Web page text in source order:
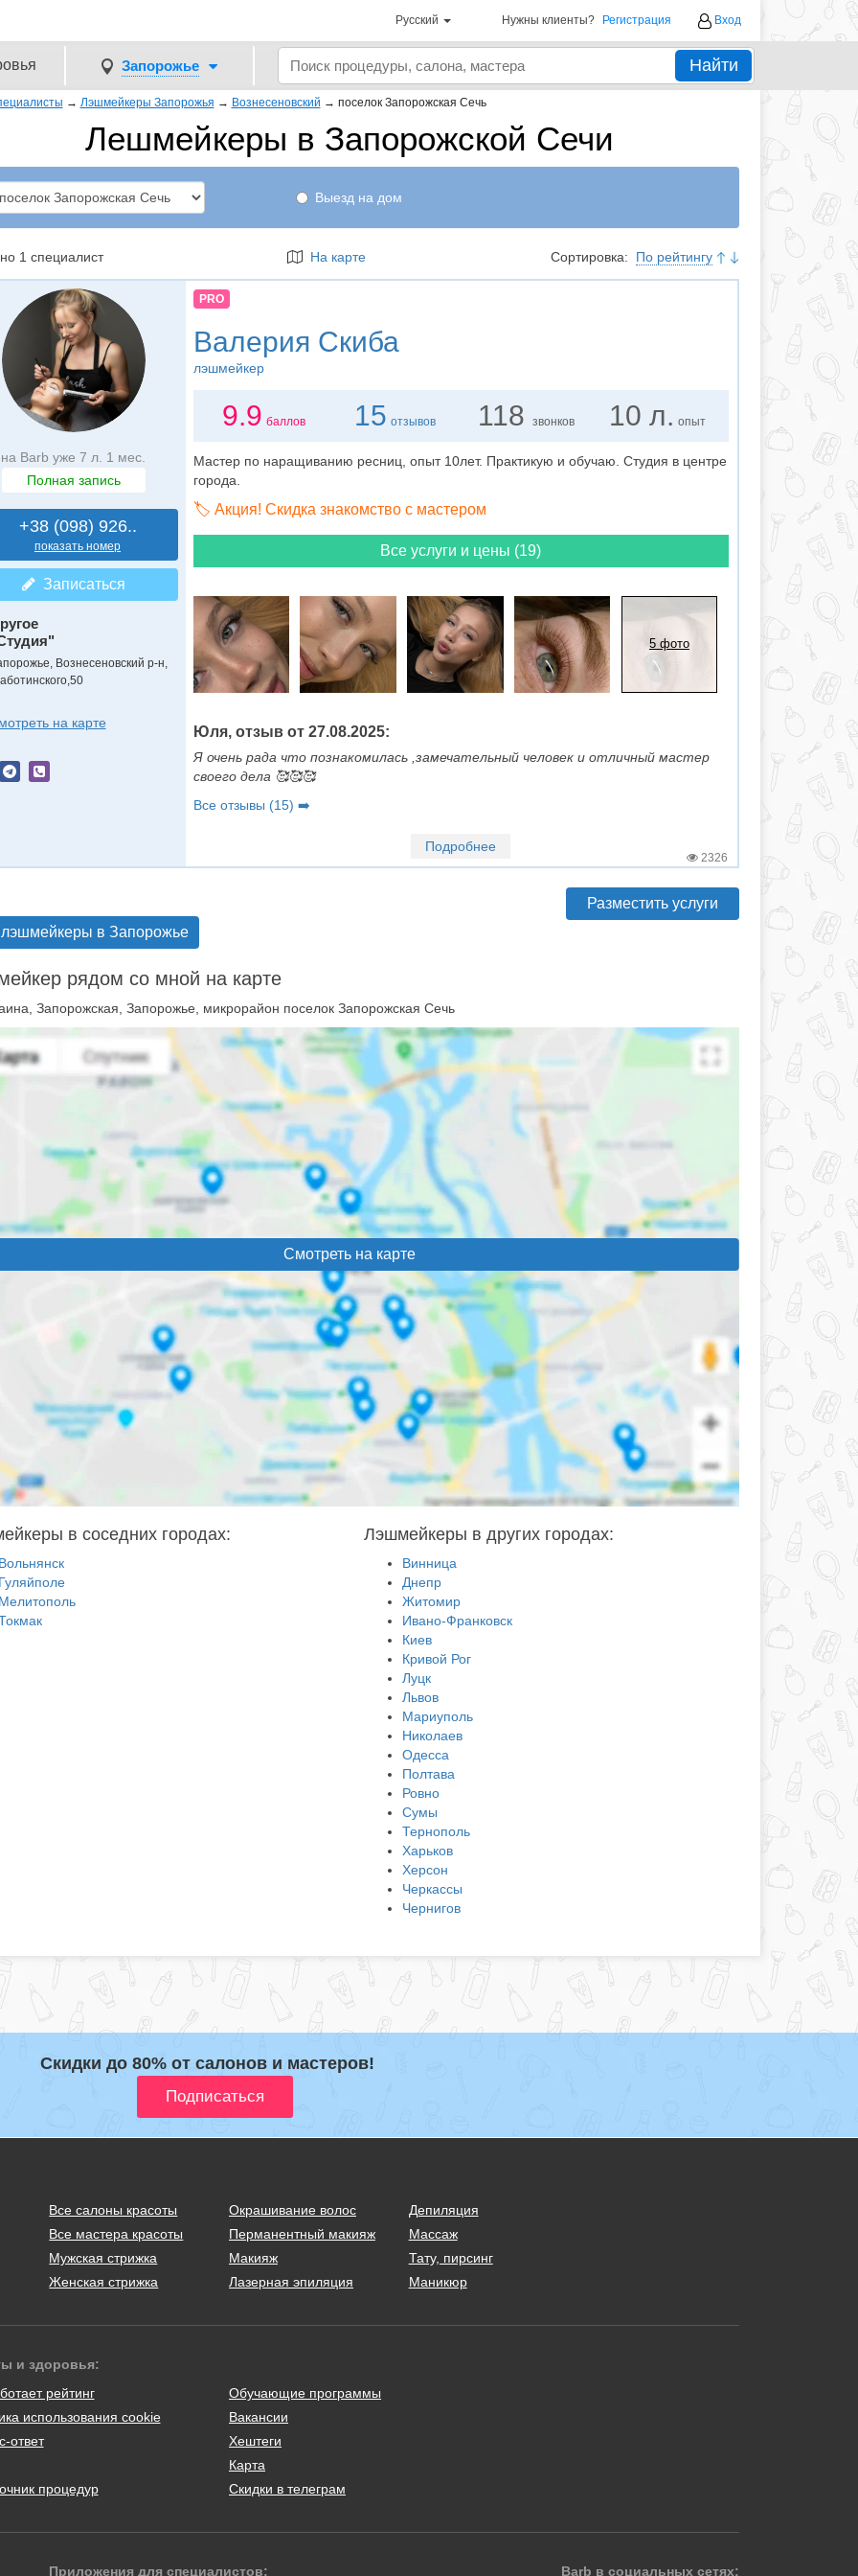
Русский Нужны клиенты? Регистрация Вход
Запорожье Найти
→ Лэшмейкеры Запорожья → Вознесеновский → поселок Запорожская Сечь
Лешмейкеры в Запорожской Сечи
Выезд на дом
1 специалист На карте Сортировка: По рейтингу
на Barb уже 7 л. 1 мес.
Полная запись
+38 (098) 926..
показать номер
Записаться
Вознесеновский р-н,
на карте
PRO
Валерия Скиба
лэшмейкер
9.9 баллов 15 отзывов 118 звонков 10 л. опыт
Мастер по наращиванию ресниц, опыт 10лет. Практикую и обучаю. Студия в центре
города.
🏷️ Акция! Скидка знакомство с мастером
Все услуги и цены (19)
5 фото
Юля, отзыв от 27.08.2025:
Я очень рада что познакомилась ,замечательный человек и отличный мастер
своего дела 🥰🥰🥰
Все отзывы (15) ➡️
Подробнее
2326
в Запорожье
Разместить услуги
рядом со мной на карте
Запорожская, Запорожье, микрорайон поселок Запорожская Сечь
Смотреть на карте
в соседних городах: Лэшмейкеры в других городах:
Винница
Днепр
Житомир
Ивано-Франковск
Киев
Кривой Рог
Луцк
Львов
Мариуполь
Николаев
Одесса
Полтава
Ровно
Сумы
Тернополь
Харьков
Херсон
Черкассы
Чернигов
Скидки до 80% от салонов и мастеров!
Все салоны красоты
Все мастера красоты
Мужская стрижка
Женская стрижка
Окрашивание волос
Перманентный макияж
Макияж
Лазерная эпиляция
Депиляция
Массаж
Тату, пирсинг
Маникюр
и здоровья:
рейтинг
использования cookie
ответ
процедур
Обучающие программы
Вакансии
Хештеги
Карта
Скидки в телеграм
Приложения для специалистов: Barb в социальных сетях: